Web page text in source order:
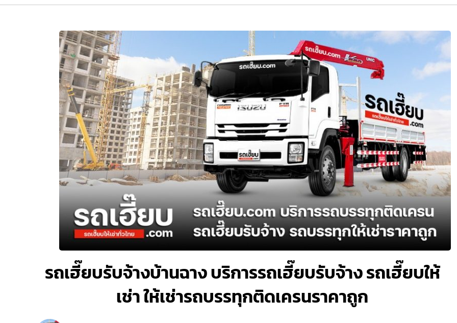
รถเฮี๊ยบรับจ้างบ้านฉาง บริการรถเฮี๊ยบรับจ้าง รถเฮี๊ยบให้
เช่า ให้เช่ารถบรรทุกติดเครนราคาถูก